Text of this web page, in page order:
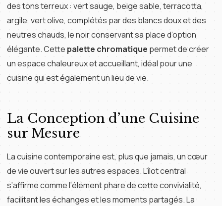
des tons terreux : vert sauge, beige sable, terracotta,
argile, vert olive, complétés par des blancs doux et des
neutres chauds, le noir conservant sa place d’option
élégante. Cette palette chromatique permet de créer
un espace chaleureux et accueillant, idéal pour une
cuisine qui est également un lieu de vie.
La Conception d’une Cuisine
sur Mesure
La cuisine contemporaine est, plus que jamais, un cœur
de vie ouvert sur les autres espaces. L’îlot central
s’affirme comme l’élément phare de cette convivialité,
facilitant les échanges et les moments partagés. La